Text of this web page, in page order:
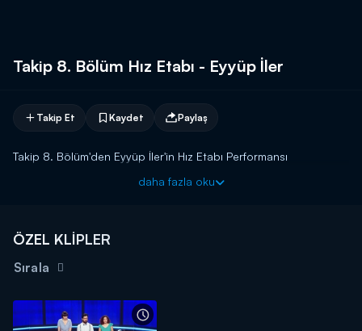
Takip 8. Bölüm Hız Etabı - Eyyüp İler
Takip Et Kaydet Paylaş
Takip 8. Bölüm'den Eyyüp İler'in Hız Etabı Performansı
daha fazla oku
ÖZEL KLİPLER
Sırala